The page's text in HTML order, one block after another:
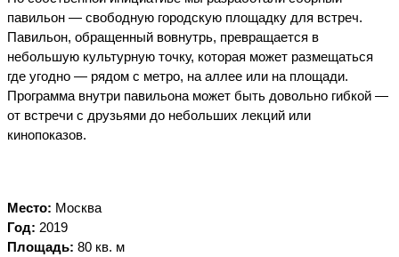
павильон — свободную городскую площадку для встреч.
Павильон, обращенный вовнутрь, превращается в
небольшую культурную точку, которая может размещаться
где угодно — рядом с метро, на аллее или на площади.
Программа внутри павильона может быть довольно гибкой —
от встречи с друзьями до небольших лекций или
кинопоказов.
Место: Москва
Год: 2019
Площадь: 80 кв. м